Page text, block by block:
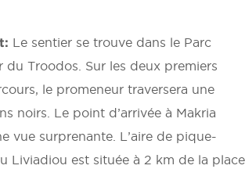
Le sentier se trouve dans le Parc
du Troodos. Sur les deux premiers
le promeneur traversera une
noirs. Le point d’arrivée à Makria
vue surprenante. L’aire de pique-
Liviadiou est située à 2 km de la place